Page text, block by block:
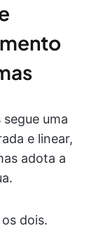
uma
e linear,
adota a
dois.